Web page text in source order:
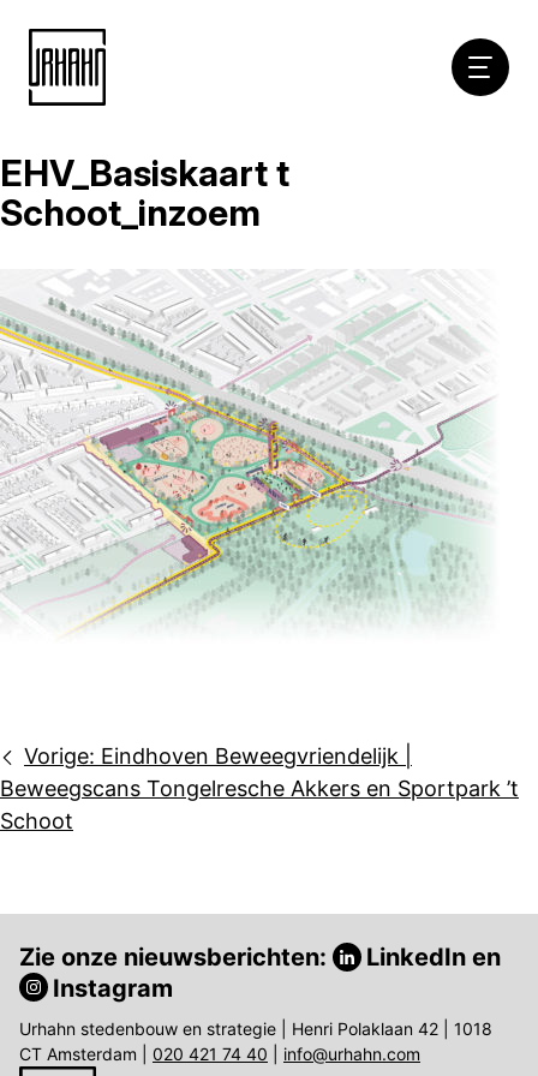
Naar
inhoud
EHV_Basiskaart t
Schoot_inzoem
Bericht
navigatie
Vorige: Eindhoven Beweegvriendelijk |
Beweegscans Tongelresche Akkers en Sportpark ’t
Schoot
Zie onze nieuwsberichten: LinkedIn en
Instagram
Urhahn stedenbouw en strategie | Henri Polaklaan 42 | 1018
CT Amsterdam | 020 421 74 40 info@urhahn.com